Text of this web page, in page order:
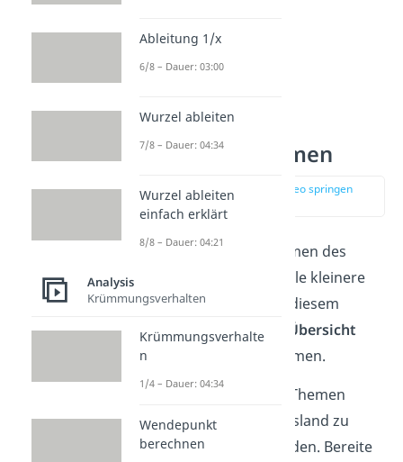
Mathe-Abi Themen
zur Stelle im Video springen
(00:14)
Unter die drei Überthemen des
Mathe-Abiturs fallen viele kleinere
Mathe-Abi Themen
. In diesem
Absatz findest du eine
Übersicht
über alle wichtigen Themen.
Wichtig:
Die einzelnen Themen
können sich von Bundesland zu
Bundesland unterscheiden. Bereite
Ableitung 1/x
6/8 – Dauer: 03:00
Wurzel ableiten
7/8 – Dauer: 04:34
Wurzel ableiten
einfach erklärt
8/8 – Dauer: 04:21
Analysis
Krümmungsverhalten
Krümmungsverhalte
n
1/4 – Dauer: 04:34
Wendepunkt
berechnen